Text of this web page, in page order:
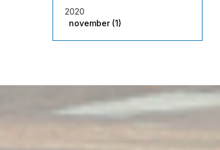
2020
november (1)